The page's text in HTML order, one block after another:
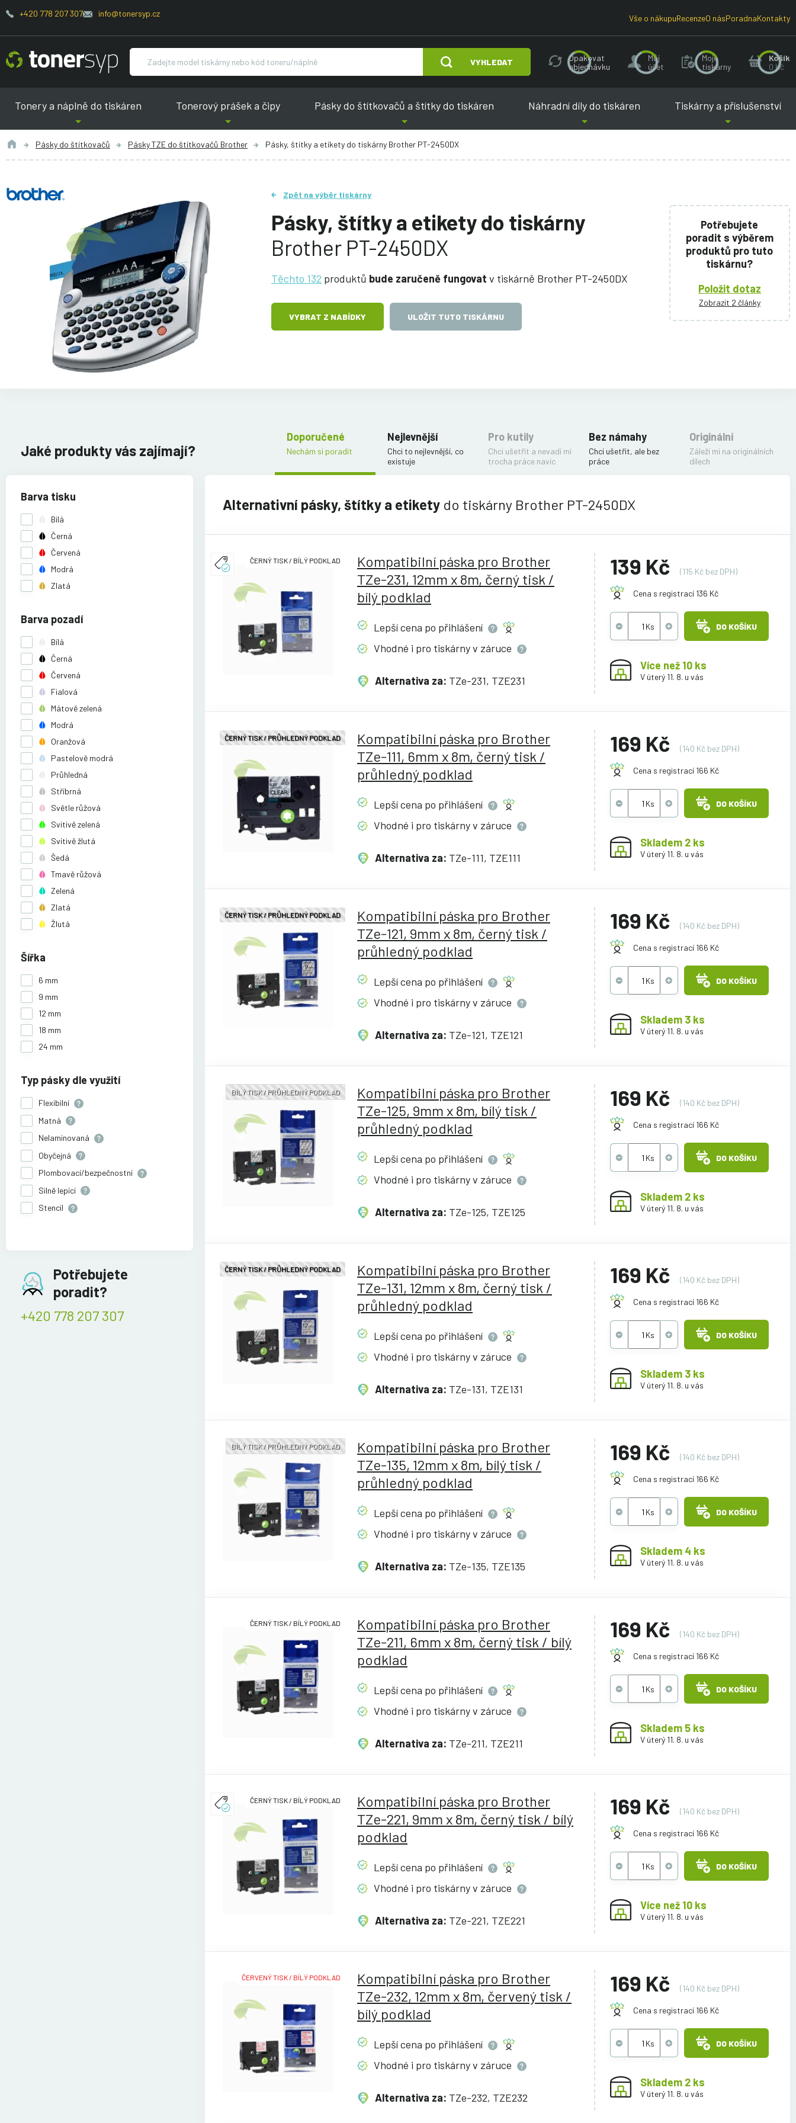
+420 778 207 307 info@tonersyp.cz Vše o nákupuRecenzeO násPoradnaKontakty
VYHLEDAT
Opakovat
objednávku
Můj
účet
Moje
tiskárny
Košík
0 Kč
Tonery a náplně do tiskáren Tonerový prášek a čipy Pásky do štítkovačů a štítky do tiskáren Náhradní díly do tiskáren Tiskárny a příslušenství
Pásky do štítkovačů Pásky TZE do štítkovačů Brother Pásky, štítky a etikety do tiskárny Brother PT-2450DX
Zpět na výběr tiskárny
Pásky, štítky a etikety do tiskárny
Brother PT-2450DX
Těchto 132produktů bude zaručeně fungovat v tiskárně Brother PT-2450DX
VYBRAT Z NABÍDKY ULOŽIT TUTO TISKÁRNU
Potřebujete
poradit s výběrem
produktů pro tuto
tiskárnu?
Položit dotaz
Zobrazit 2 články
Jaké produkty vás zajímají?
Barva tisku
Bílá
Černá
Červená
Modrá
Zlatá
Barva pozadí
Bílá
Černá
Červená
Fialová
Mátově zelená
Modrá
Oranžová
Pastelově modrá
Průhledná
Stříbrná
Světle růžová
Svítivě zelená
Svítivě žlutá
Šedá
Tmavě růžová
Zelená
Zlatá
Žlutá
Šířka
6 mm
9 mm
12 mm
18 mm
24 mm
Typ pásky dle využití
Flexibilní
Matná
Nelaminovaná
Obyčejná
Plombovací/bezpečnostní
Silně lepící
Stencil
Potřebujete
poradit?
+420 778 207 307
Doporučené
Nechám si poradit
Nejlevnější
Chci to nejlevnější, co
existuje
Pro kutily
Chci ušetřit a nevadí mi
trocha práce navíc
Bez námahy
Chci ušetřit, ale bez
práce
Originální
Záleží mi na originálních
dílech
Alternativní pásky, štítky a etikety do tiskárny Brother PT-2450DX
ČERNÝ TISK / BÍLÝ PODKLAD
Kompatibilní páska pro Brother
TZe-231, 12mm x 8m, černý tisk /
bílý podklad
Lepší cena po přihlášení
Vhodné i pro tiskárny v záruce
Alternativa za: TZe-231, TZE231
139 Kč (115 Kč bez DPH)
Cena s registrací 136 Kč
DO KOŠÍKU
Více než 10 ks
V úterý 11. 8. u vás
ČERNÝ TISK / PRŮHLEDNÝ PODKLAD
Kompatibilní páska pro Brother
TZe-111, 6mm x 8m, černý tisk /
průhledný podklad
Lepší cena po přihlášení
Vhodné i pro tiskárny v záruce
Alternativa za: TZe-111, TZE111
169 Kč (140 Kč bez DPH)
Cena s registrací 166 Kč
DO KOŠÍKU
Skladem 2 ks
V úterý 11. 8. u vás
ČERNÝ TISK / PRŮHLEDNÝ PODKLAD
Kompatibilní páska pro Brother
TZe-121, 9mm x 8m, černý tisk /
průhledný podklad
Lepší cena po přihlášení
Vhodné i pro tiskárny v záruce
Alternativa za: TZe-121, TZE121
169 Kč (140 Kč bez DPH)
Cena s registrací 166 Kč
DO KOŠÍKU
Skladem 3 ks
V úterý 11. 8. u vás
BÍLÝ TISK / PRŮHLEDNÝ PODKLAD
Kompatibilní páska pro Brother
TZe-125, 9mm x 8m, bílý tisk /
průhledný podklad
Lepší cena po přihlášení
Vhodné i pro tiskárny v záruce
Alternativa za: TZe-125, TZE125
169 Kč (140 Kč bez DPH)
Cena s registrací 166 Kč
DO KOŠÍKU
Skladem 2 ks
V úterý 11. 8. u vás
ČERNÝ TISK / PRŮHLEDNÝ PODKLAD
Kompatibilní páska pro Brother
TZe-131, 12mm x 8m, černý tisk /
průhledný podklad
Lepší cena po přihlášení
Vhodné i pro tiskárny v záruce
Alternativa za: TZe-131, TZE131
169 Kč (140 Kč bez DPH)
Cena s registrací 166 Kč
DO KOŠÍKU
Skladem 3 ks
V úterý 11. 8. u vás
BÍLÝ TISK / PRŮHLEDNÝ PODKLAD
Kompatibilní páska pro Brother
TZe-135, 12mm x 8m, bílý tisk /
průhledný podklad
Lepší cena po přihlášení
Vhodné i pro tiskárny v záruce
Alternativa za: TZe-135, TZE135
169 Kč (140 Kč bez DPH)
Cena s registrací 166 Kč
DO KOŠÍKU
Skladem 4 ks
V úterý 11. 8. u vás
ČERNÝ TISK / BÍLÝ PODKLAD
Kompatibilní páska pro Brother
TZe-211, 6mm x 8m, černý tisk / bílý
podklad
Lepší cena po přihlášení
Vhodné i pro tiskárny v záruce
Alternativa za: TZe-211, TZE211
169 Kč (140 Kč bez DPH)
Cena s registrací 166 Kč
DO KOŠÍKU
Skladem 5 ks
V úterý 11. 8. u vás
ČERNÝ TISK / BÍLÝ PODKLAD
Kompatibilní páska pro Brother
TZe-221, 9mm x 8m, černý tisk / bílý
podklad
Lepší cena po přihlášení
Vhodné i pro tiskárny v záruce
Alternativa za: TZe-221, TZE221
169 Kč (140 Kč bez DPH)
Cena s registrací 166 Kč
DO KOŠÍKU
Více než 10 ks
V úterý 11. 8. u vás
ČERVENÝ TISK / BÍLÝ PODKLAD
Kompatibilní páska pro Brother
TZe-232, 12mm x 8m, červený tisk /
bílý podklad
Lepší cena po přihlášení
Vhodné i pro tiskárny v záruce
Alternativa za: TZe-232, TZE232
169 Kč (140 Kč bez DPH)
Cena s registrací 166 Kč
DO KOŠÍKU
Skladem 2 ks
V úterý 11. 8. u vás